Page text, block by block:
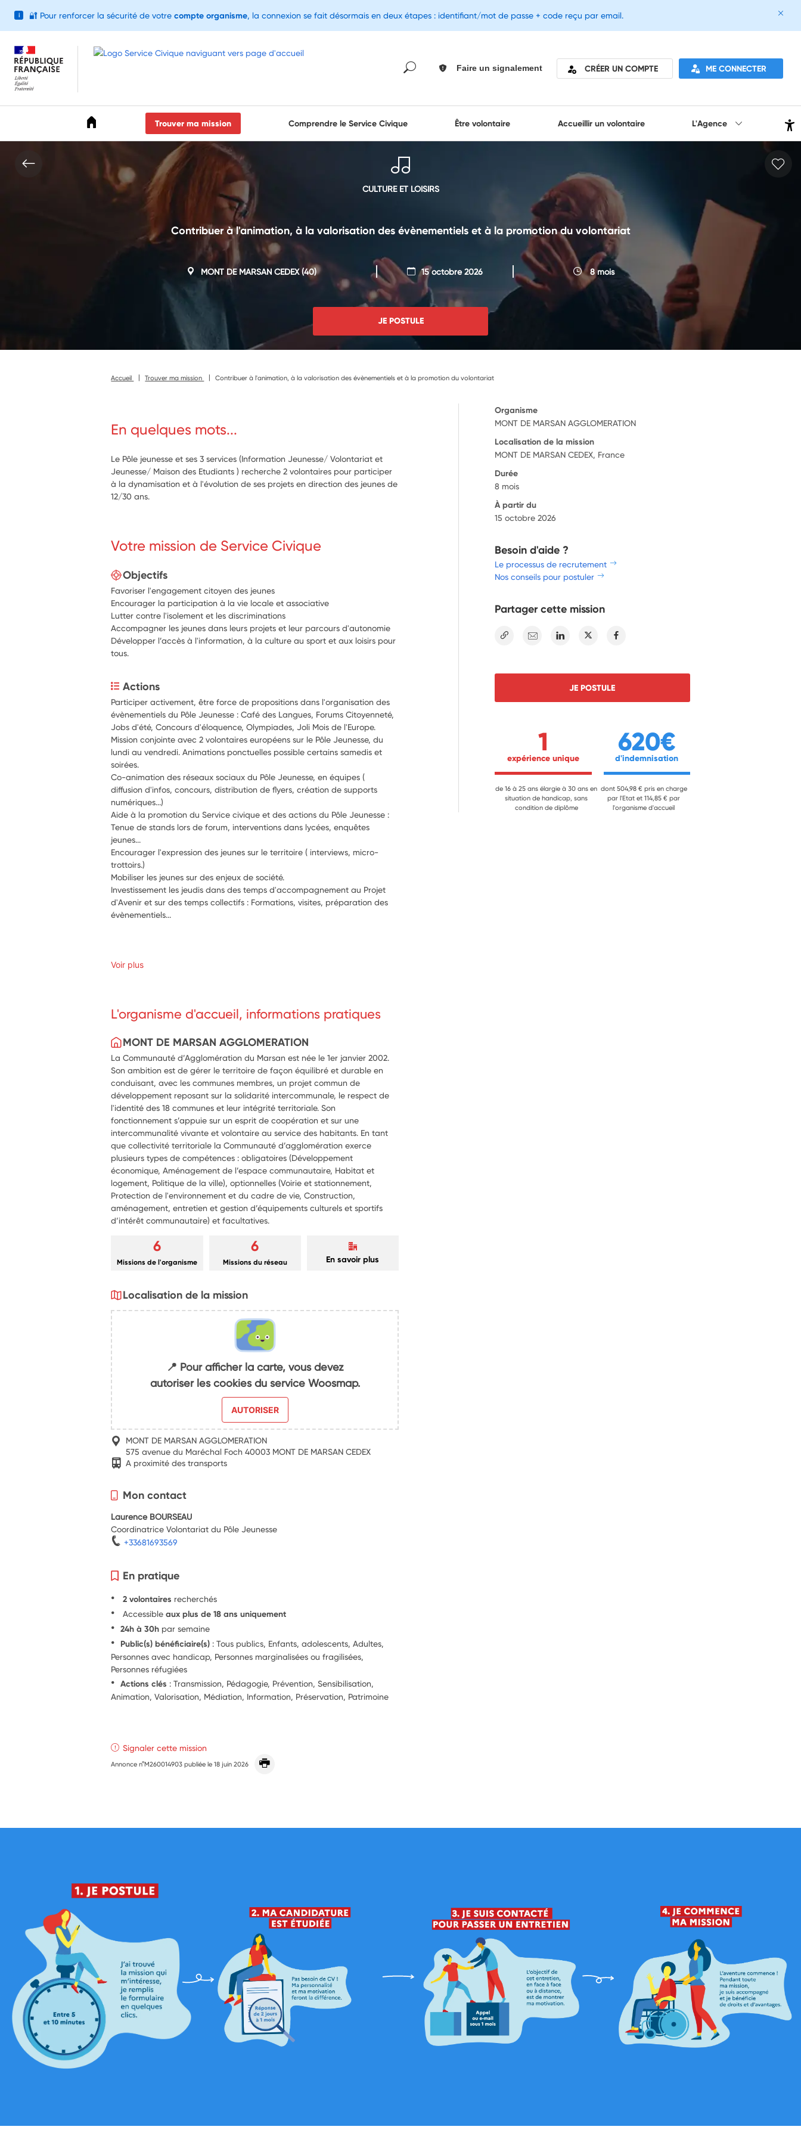
Faire un signalement CRÉER UN COMPTE ME CONNECTER
Trouver ma mission Comprendre le Service Civique Être volontaire Accueillir un volontaire L'Agence
CULTURE ET LOISIRS
Contribuer à l'animation, à la valorisation des évènementiels et à la promotion du volontariat
MONT DE MARSAN CEDEX(40) 15 octobre 2026 8 mois
JE POSTULE
Accueil Trouver ma mission Contribuer à l'animation, à la valorisation des évènementiels et à la promotion du volontariat
En quelques mots...
Le Pôle jeunesse et ses 3 services (Information Jeunesse/ Volontariat et
Jeunesse/ Maison des Etudiants ) recherche 2 volontaires pour participer
à la dynamisation et à l'évolution de ses projets en direction des jeunes de
12/30 ans.
Votre mission de Service Civique
Objectifs
Favoriser l'engagement citoyen des jeunes
Encourager la participation à la vie locale et associative
Lutter contre l'isolement et les discriminations
Accompagner les jeunes dans leurs projets et leur parcours d'autonomie
Développer l’accès à l'information, à la culture au sport et aux loisirs pour
tous.
Actions
Participer activement, être force de propositions dans l'organisation des
évènementiels du Pôle Jeunesse : Café des Langues, Forums Citoyenneté,
Jobs d'été, Concours d'éloquence, Olympiades, Joli Mois de l'Europe.
Mission conjointe avec 2 volontaires européens sur le Pôle Jeunesse, du
lundi au vendredi. Animations ponctuelles possible certains samedis et
soirées.
Co-animation des réseaux sociaux du Pôle Jeunesse, en équipes (
diffusion d'infos, concours, distribution de flyers, création de supports
numériques...)
Aide à la promotion du Service civique et des actions du Pôle Jeunesse :
Tenue de stands lors de forum, interventions dans lycées, enquêtes
jeunes...
Encourager l'expression des jeunes sur le territoire ( interviews, micro-
trottoirs.)
Mobiliser les jeunes sur des enjeux de société.
Investissement les jeudis dans des temps d'accompagnement au Projet
d'Avenir et sur des temps collectifs : Formations, visites, préparation des
évènementiels...
Voir plus
L'organisme d'accueil, informations pratiques
MONT DE MARSAN AGGLOMERATION
La Communauté d’Agglomération du Marsan est née le 1er janvier 2002.
Son ambition est de gérer le territoire de façon équilibré et durable en
conduisant, avec les communes membres, un projet commun de
développement reposant sur la solidarité intercommunale, le respect de
l'identité des 18 communes et leur intégrité territoriale. Son
fonctionnement s’appuie sur un esprit de coopération et sur une
intercommunalité vivante et volontaire au service des habitants. En tant
que collectivité territoriale la Communauté d’agglomération exerce
plusieurs types de compétences : obligatoires (Développement
économique, Aménagement de l’espace communautaire, Habitat et
logement, Politique de la ville), optionnelles (Voirie et stationnement,
Protection de l'environnement et du cadre de vie, Construction,
aménagement, entretien et gestion d’équipements culturels et sportifs
d’intérêt communautaire) et facultatives.
6
Missions de l'organisme
6
Missions du réseau En savoir plus
Localisation de la mission
📍 Pour afficher la carte, vous devez
autoriser les cookies du service Woosmap.
AUTORISER
MONT DE MARSAN AGGLOMERATION
575 avenue du Maréchal Foch 40003 MONT DE MARSAN CEDEX
A proximité des transports
Mon contact
Laurence BOURSEAU
Coordinatrice Volontariat du Pôle Jeunesse
+33681693569
En pratique
2 volontaires recherchés
Accessibleaux plus de 18 ans uniquement
24h à 30h par semaine
Public(s) bénéficiaire(s) : Tous publics, Enfants, adolescents, Adultes,
Personnes avec handicap, Personnes marginalisées ou fragilisées,
Personnes réfugiées
Actions clés : Transmission, Pédagogie, Prévention, Sensibilisation,
Animation, Valorisation, Médiation, Information, Préservation, Patrimoine
Signaler cette mission
Annonce n°M260014903 publiée le18 juin 2026
Organisme
MONT DE MARSAN AGGLOMERATION
Localisation de la mission
MONT DE MARSAN CEDEX, France
Durée
8 mois
À partir du
15 octobre 2026
Besoin d'aide ?
Le processus de recrutement
Nos conseils pour postuler
Partager cette mission
E-mail Linkedin Twitter
JE POSTULE
1
expérience unique
de 16 à 25 ans élargie à 30 ans en
situation de handicap, sans
condition de diplôme
620€
d'indemnisation
dont 504,98 € pris en charge
par l'Etat et 114,85 € par
l'organisme d'accueil
i 🔐 Pour renforcer la sécurité de votre compte organisme, la connexion se fait désormais en deux étapes : identifiant/mot de passe + code reçu par email.